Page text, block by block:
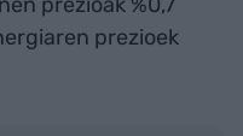
prezioek